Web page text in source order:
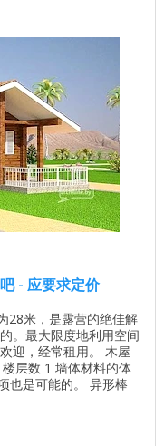
- 应要求定价
28米，是露营的绝佳解
。最大限度地利用空间
迎，经常租用。 木屋
层数 1 墙体材料的体
也是可能的。 异形棒
使用了 Tikkurila 颜色
熟料砖。 房子计划